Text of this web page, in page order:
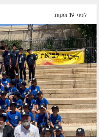
לפני 19 שעות